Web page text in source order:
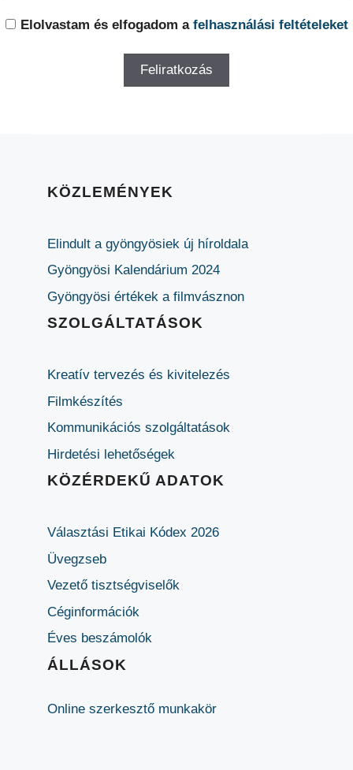
Elolvastam és elfogadom a felhasználási feltételeket
KÖZLEMÉNYEK
Elindult a gyöngyösiek új híroldala
Gyöngyösi Kalendárium 2024
Gyöngyösi értékek a filmvásznon
SZOLGÁLTATÁSOK
Kreatív tervezés és kivitelezés
Filmkészítés
Kommunikációs szolgáltatások
Hirdetési lehetőségek
KÖZÉRDEKŰ ADATOK
Választási Etikai Kódex 2026
Üvegzseb
Vezető tisztségviselők
Céginformációk
Éves beszámolók
ÁLLÁSOK
Online szerkesztő munkakör